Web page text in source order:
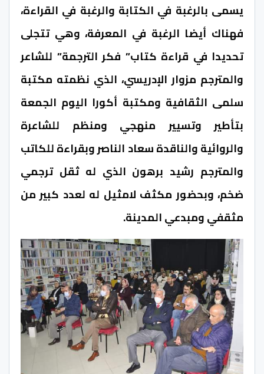
يسمى بالرغبة في الكتابة والرغبة في القراءة،
فهناك أيضا الرغبة في المعرفة، وهي تتجلى
تحديدا في قراءة كتاب” فكر الترجمة” للشاعر
والمترجم مزوار الإدريسي، الذي نظمته مكتبة
سلمى الثقافية ومكتبة أكورا اليوم الجمعة
بتأطير وتسيير منهجي ومنظم للشاعرة
والروائية والناقدة سعاد الناصر وبقراءة للكاتب
والمترجم رشيد برهون الذي له ثقل ترجمي
ضخم، وبحضور مكثف لامثيل له لعدد كبير من
مثقفي ومبدعي المدينة.